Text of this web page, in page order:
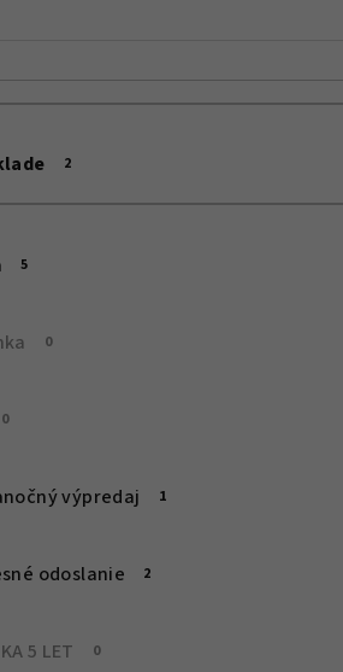
2
5
0
0
výpredaj 1
odoslanie 2
5 LET 0